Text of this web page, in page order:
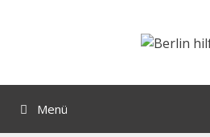
Menü